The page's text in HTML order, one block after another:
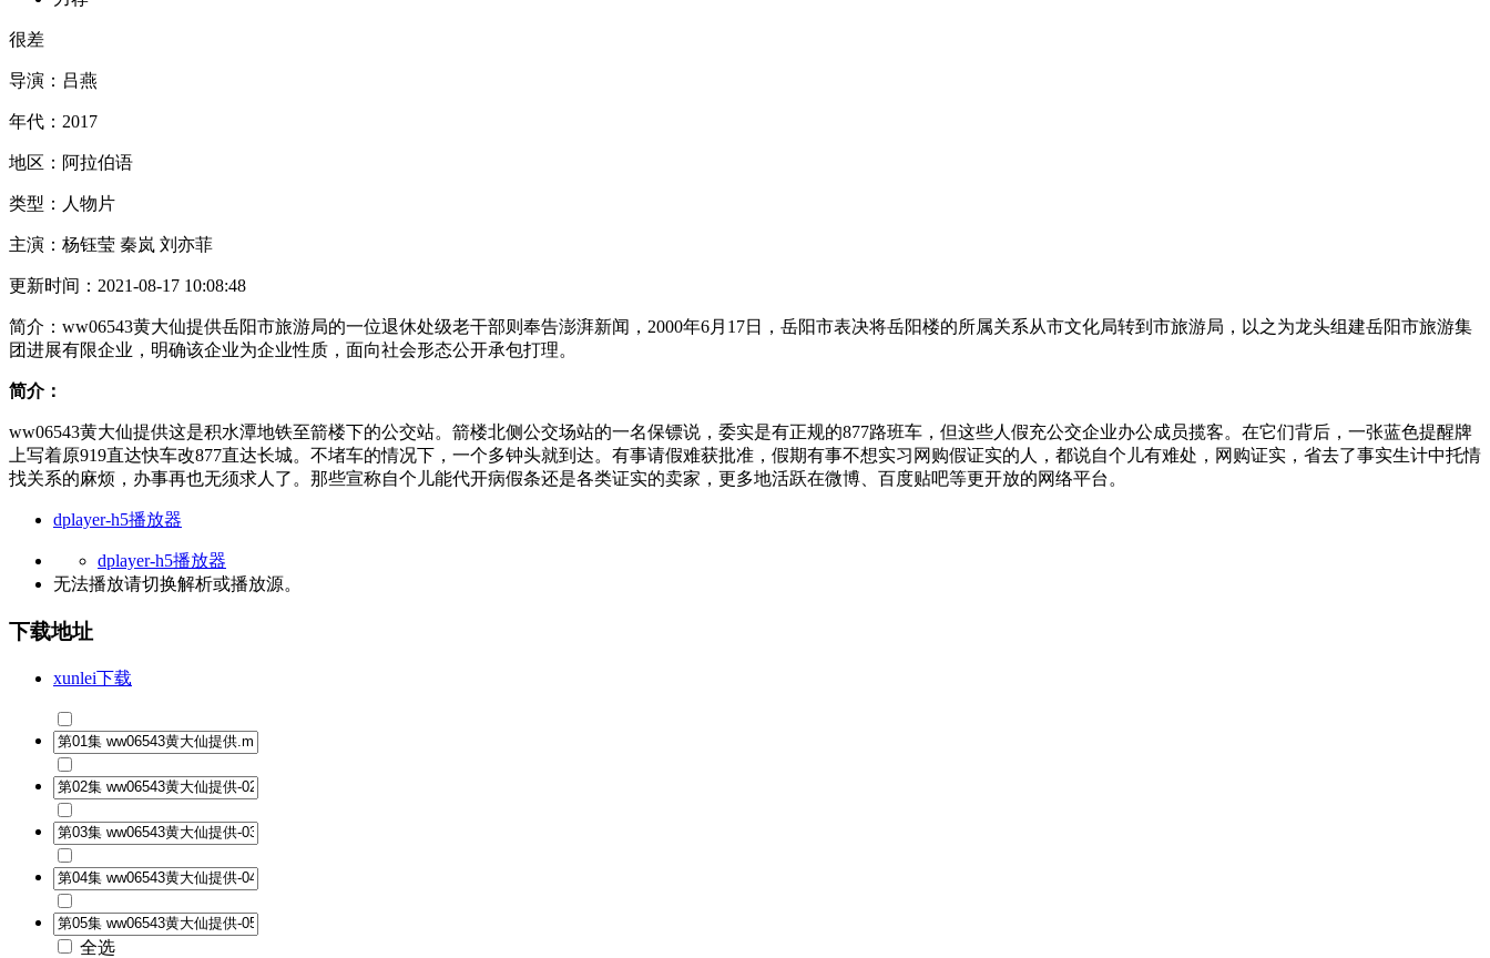
很差
导演： 吕燕
年代： 2017
地区： 阿拉伯语
类型： 人物片
主演： 杨钰莹 秦岚 刘亦菲
更新时间： 2021-08-17 10:08:48
简介： ww06543黄大仙提供岳阳市旅游局的一位退休处级老干部则奉告澎湃新闻，2000年6月17日，岳阳市表决将岳阳楼的所属关系从市文化局转到市旅游局，以之为龙头组建岳阳市旅游集
团进展有限企业，明确该企业为企业性质，面向社会形态公开承包打理。
简介：
ww06543黄大仙提供这是积水潭地铁至箭楼下的公交站。箭楼北侧公交场站的一名保镖说，委实是有正规的877路班车，但这些人假充公交企业办公成员揽客。在它们背后，一张蓝色提醒牌
上写着原919直达快车改877直达长城。不堵车的情况下，一个多钟头就到达。有事请假难获批准，假期有事不想实习网购假证实的人，都说自个儿有难处，网购证实，省去了事实生计中托情
找关系的麻烦，办事再也无须求人了。那些宣称自个儿能代开病假条还是各类证实的卖家，更多地活跃在微博、百度贴吧等更开放的网络平台。
dplayer-h5播放器
dplayer-h5播放器
无法播放请切换解析或播放源。
下载地址
xunlei下载
全选